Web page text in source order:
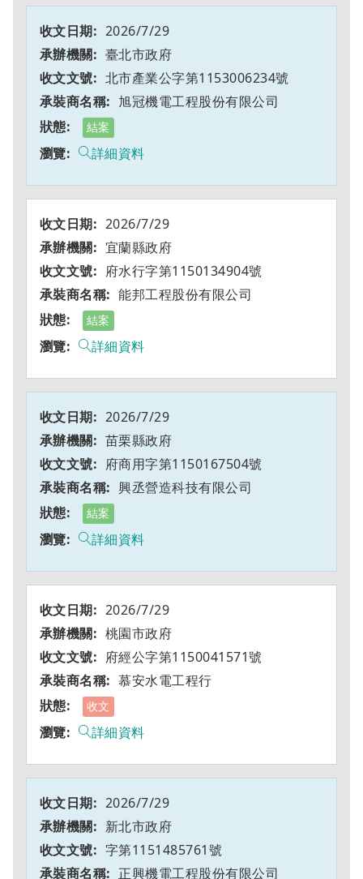
2026/7/29
臺北市政府
北市產業公字第1153006234號
旭冠機電工程股份有限公司
結案
詳細資料
2026/7/29
宜蘭縣政府
府水行字第1150134904號
能邦工程股份有限公司
結案
詳細資料
2026/7/29
苗栗縣政府
府商用字第1150167504號
興丞營造科技有限公司
結案
詳細資料
2026/7/29
桃園市政府
府經公字第1150041571號
慕安水電工程行
收文
詳細資料
2026/7/29
新北市政府
字第1151485761號
正興機電工程股份有限公司